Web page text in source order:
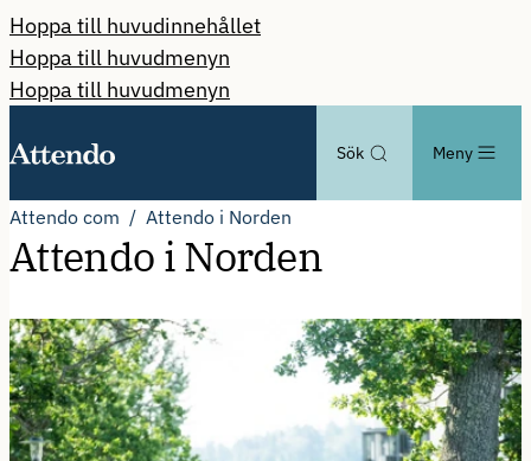
Hoppa till huvudinnehållet
Hoppa till huvudmenyn
Hoppa till huvudmenyn
Sök Meny
Attendo com Attendo i Norden
Attendo i Norden